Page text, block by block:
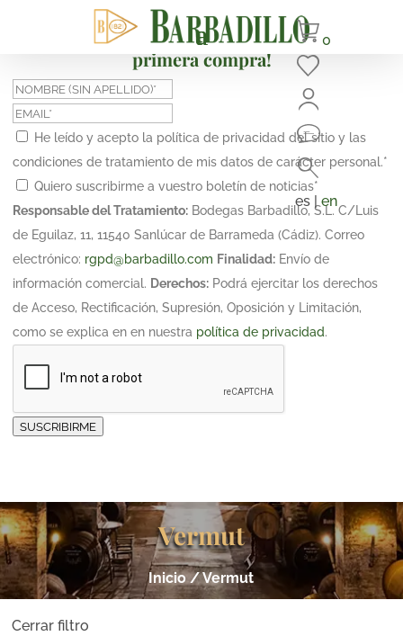
¡Suscríbete y obtén un 10% de descuento en tu
primera compra!
He leído y acepto la política de privacidad del sitio y las
condiciones de tratamiento de mis datos de carácter personal.*
Quiero suscribirme a vuestro boletín de noticias*
Responsable del Tratamiento: Bodegas Barbadillo, S.L. C/Luis
de Eguilaz, 11, 11540 Sanlúcar de Barrameda (Cádiz). Correo
electrónico: rgpd@barbadillo.com Finalidad: Envío de
información comercial. Derechos: Podrá ejercitar los derechos
de Acceso, Rectificación, Supresión, Oposición y Limitación,
como se explica en en nuestra política de privacidad.
SUSCRIBIRME
0
es |en
Vermut
Inicio/ Vermut
Cerrar filtro